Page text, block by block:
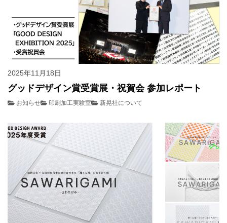
2025年11月18日
グッドデザイン賞受賞展・祝賀会 参加レポート
お知らせ 印刷加工実験室 新晃社について